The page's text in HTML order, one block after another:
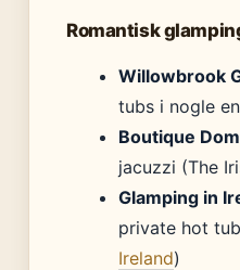
Romantisk
Willowbrook
tubs i nogle
Boutique
jacuzzi (The
Glamping in
private hot
Ireland)